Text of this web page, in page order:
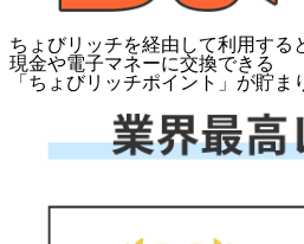
ちょびリッチを経由して利用する
現金や電子マネーに交換できる
「 ちょびリッチポイント 」が貯ま